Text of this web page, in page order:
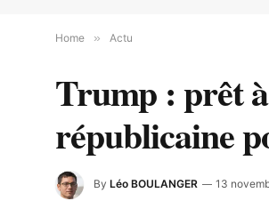
Home » Actu
Trump : prêt
républicaine
By Léo BOULANGER 13